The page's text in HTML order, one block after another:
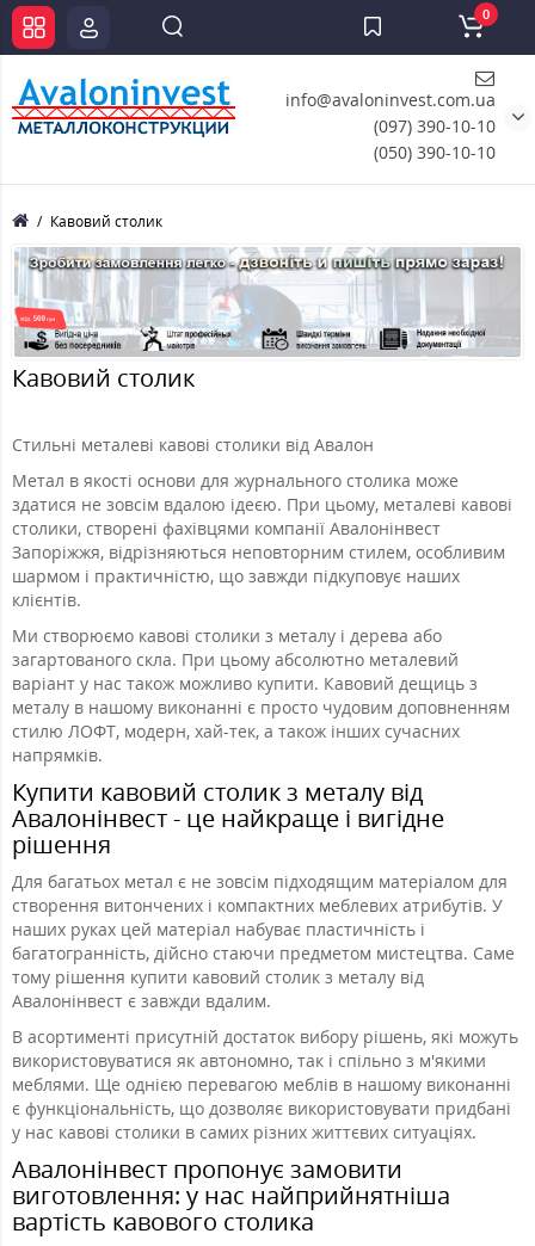
info@avaloninvest.com.ua
(097) 390-10-10
(050) 390-10-10
0
Кавовий столик
Кавовий столик
Стильні металеві кавові столики від Авалон
Метал в якості основи для журнального столика може
здатися не зовсім вдалою ідеєю. При цьому, металеві кавові
столики, створені фахівцями компанії Авалонінвест
Запоріжжя, відрізняються неповторним стилем, особливим
шармом і практичністю, що завжди підкуповує наших
клієнтів.
Ми створюємо кавові столики з металу і дерева або
загартованого скла. При цьому абсолютно металевий
варіант у нас також можливо купити. Кавовий дещиць з
металу в нашому виконанні є просто чудовим доповненням
стилю ЛОФТ, модерн, хай-тек, а також інших сучасних
напрямків.
Купити кавовий столик з металу від
Авалонінвест - це найкраще і вигідне
рішення
Для багатьох метал є не зовсім підходящим матеріалом для
створення витончених і компактних меблевих атрибутів. У
наших руках цей матеріал набуває пластичність і
багатогранність, дійсно стаючи предметом мистецтва. Саме
тому рішення купити кавовий столик з металу від
Авалонінвест є завжди вдалим.
В асортименті присутній достаток вибору рішень, які можуть
використовуватися як автономно, так і спільно з м'якими
меблями. Ще однією перевагою меблів в нашому виконанні
є функціональність, що дозволяє використовувати придбані
у нас кавові столики в самих різних життєвих ситуаціях.
Авалонінвест пропонує замовити
виготовлення: у нас найприйнятніша
вартість кавового столика